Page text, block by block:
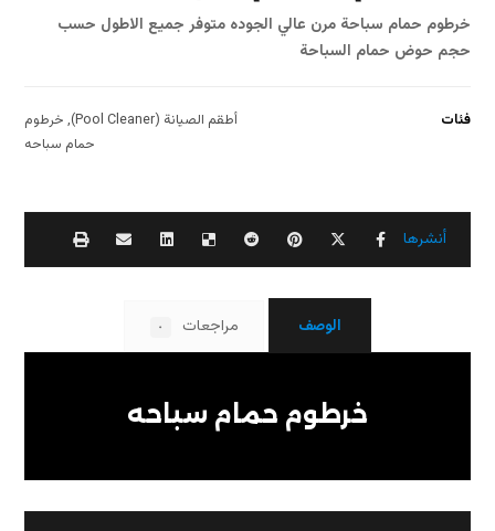
خرطوم حمام سباحة مرن عالي الجوده متوفر جميع الاطول حسب
حجم حوض حمام السباحة
فئات أطقم الصيانة (Pool Cleaner) , خرطوم
حمام سباحه
الوصف مراجعات ٠
خرطوم حمام سباحه